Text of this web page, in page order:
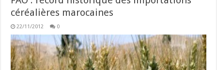
céréalières marocaines
22/11/2012 0